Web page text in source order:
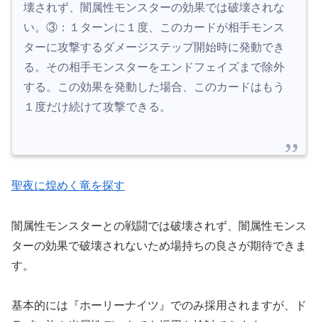
壊されず、闇属性モンスターの効果では破壊されな
い。③：１ターンに１度、このカードが相手モンス
ターに攻撃するダメージステップ開始時に発動でき
る。その相手モンスターをエンドフェイズまで除外
する。この効果を発動した場合、このカードはもう
１度だけ続けて攻撃できる。
聖夜に煌めく竜を探す
闇属性モンスターとの戦闘では破壊されず、闇属性モンス
ターの効果で破壊されないため場持ちの良さが期待できま
す。
基本的には『ホーリーナイツ』でのみ採用されますが、ド